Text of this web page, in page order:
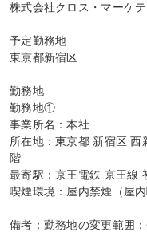
株式会社クロス・マーケ
予定勤務地
東京都新宿区
勤務地
勤務地①
事業所名：本社
所在地：東京都 新宿区
階
最寄駅：京王電鉄 京王線
喫煙環境：屋内禁煙（屋
備考：勤務地の変更範囲